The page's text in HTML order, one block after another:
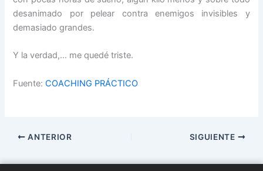
desanimado por pelear contra enemigos invisibles y
demasiado grandes.
Y la verdad,… me quedé triste.
Fuente:COACHING PRÁCTICO
ANTERIOR SIGUIENTE